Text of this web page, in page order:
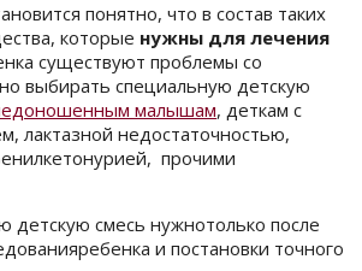
понятно, что в состав таких
которые нужны для лечения
существуют проблемы со
выбирать специальную детскую
малышам, деткам с
лактазной недостаточностью,
прочими
детскую смесь нужнотолько после
и постановки точного